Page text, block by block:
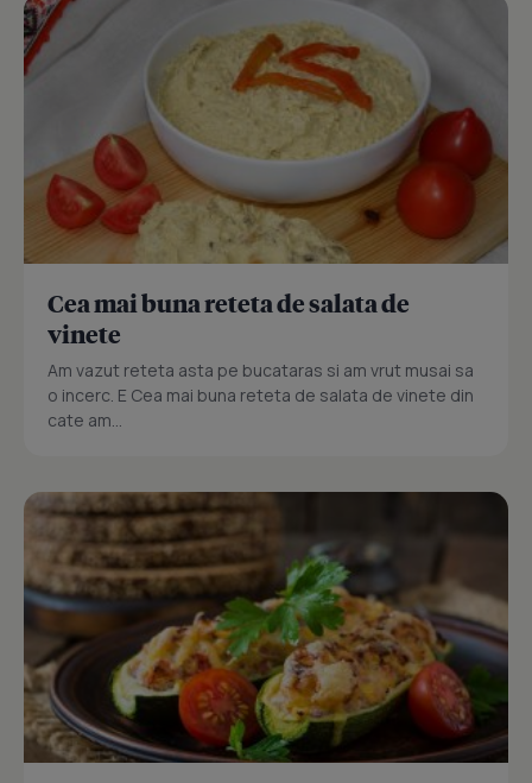
Cea mai buna reteta de salata de
vinete
Am vazut reteta asta pe bucataras si am vrut musai sa
o incerc. E Cea mai buna reteta de salata de vinete din
cate am...